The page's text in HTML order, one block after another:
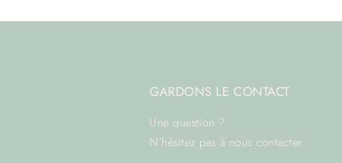
GARDONS LE CONTACT
Une question ?
N’hésitez pas à nous contacter.